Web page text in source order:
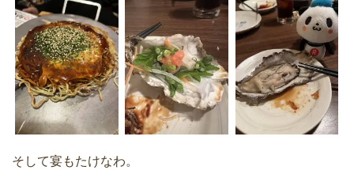
そして宴もたけなわ。